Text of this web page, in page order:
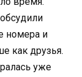
номера и
как друзья.
уже